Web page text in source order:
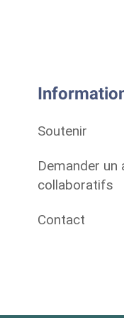
Soutenir
Demander un
collaboratifs
Contact